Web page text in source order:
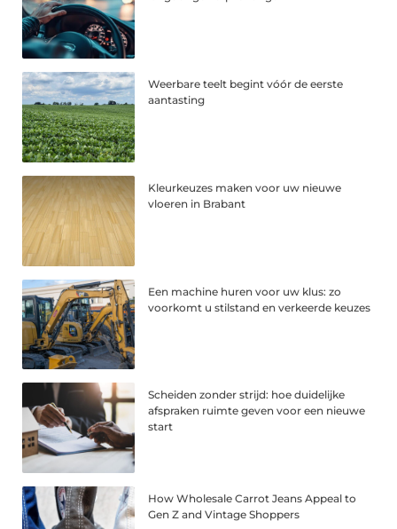
Weerbare teelt begint vóór de eerste
aantasting
Kleurkeuzes maken voor uw nieuwe
vloeren in Brabant
Een machine huren voor uw klus: zo
voorkomt u stilstand en verkeerde keuzes
Scheiden zonder strijd: hoe duidelijke
afspraken ruimte geven voor een nieuwe
start
How Wholesale Carrot Jeans Appeal to
Gen Z and Vintage Shoppers